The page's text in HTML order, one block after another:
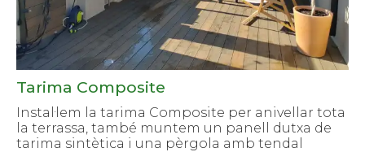
Tarima Composite
Instal·lem la tarima Composite per anivellar tota
la terrassa, també muntem un panell dutxa de
tarima sintètica i una pèrgola amb tendal